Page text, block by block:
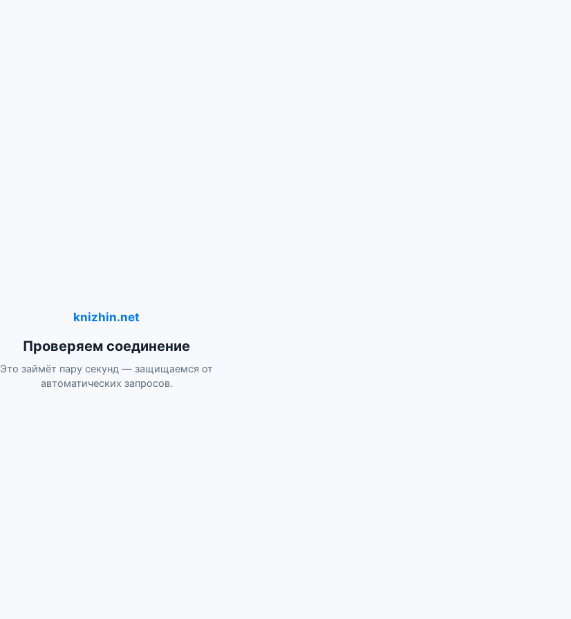
knizhin.net
Проверяем соединение
Это займёт пару секунд — защищаемся от
автоматических запросов.